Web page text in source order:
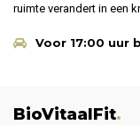
ruimte verandert in een
Voor 17:00 uur
BioVitaalFit.